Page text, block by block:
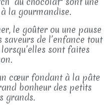
la gourmandise.
le goûter ou une pause
de l’enfance tout
sont faites
cœur fondant à la pâte
bonheur des petits
grands.